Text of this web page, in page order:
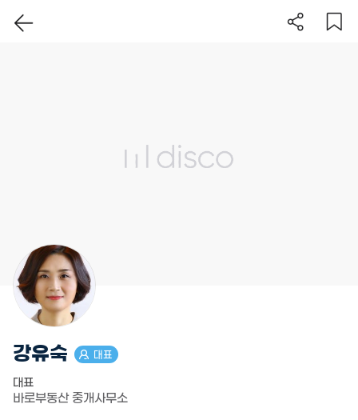
강유숙 대표
대표
바로부동산 중개사무소